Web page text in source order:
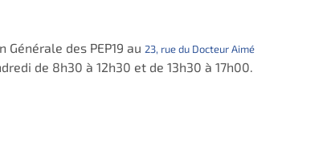
des PEP19 au 23, rue du Docteur Aimé
de 8h30 à 12h30 et de 13h30 à 17h00.